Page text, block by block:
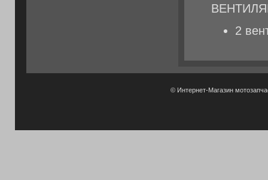
2
© Интернет-Магазин